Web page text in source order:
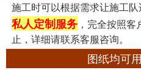
施工时可以根据需求让施工
私人定制服务，完全按照客
止，详细请联系客服咨询。
图纸均可